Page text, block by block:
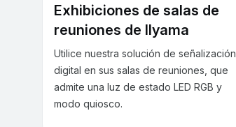
Exhibiciones de salas de
reuniones de IIyama
Utilice nuestra solución de señalización
digital en sus salas de reuniones, que
admite una luz de estado LED RGB y
modo quiosco.